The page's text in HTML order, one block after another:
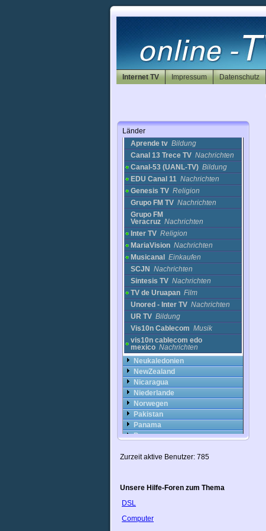
Internet TV Impressum Datenschutz
Länder
Korea
Kroatien
Libanon
Litauen
Luxemburg
Malta
Aguascalientes TV
Aprende tv Bildung
Canal 13 Trece TV Nachrichten
Canal-53 (UANL-TV) Bildung
EDU Canal 11 Nachrichten
Genesis TV Religion
Grupo FM TV Nachrichten
Grupo FM
Veracruz Nachrichten
Inter TV Religion
MariaVision Nachrichten
Musicanal
Einkaufen
SCJN Nachrichten
Sintesis TV Nachrichten
TV de Uruapan Film
Unored - Inter TV Nachrichten
UR TV Bildung
Vis10n Cablecom Musik
vis10n cablecom edo
mexico Nachrichten
Neukaledonien
NewZealand
Nicaragua
Niederlande
Norwegen
Pakistan
Panama
Peru
Polen
Rumänien
Russland
Schweden
Zurzeit aktive Benutzer: 785
Unsere Hilfe-Foren zum Thema
DSL
Computer